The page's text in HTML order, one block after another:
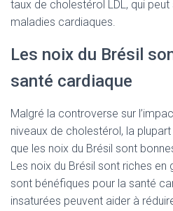
taux de cholestérol LDL, qui
maladies cardiaques.
Les noix du Brésil
santé cardiaque
Malgré la controverse sur
niveaux de cholestérol, la
que les noix du Brésil sont
Les noix du Brésil sont riches en
sont bénéfiques pour la santé
insaturées peuvent aider à